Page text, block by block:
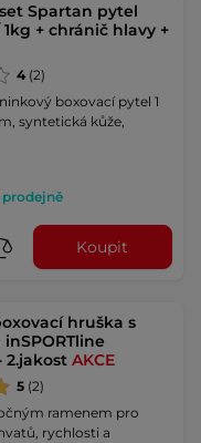
Spartan pytel
1kg + chránič hlavy +
4 (2)
boxovací pytel 1
syntetická kůže,
prodejně
Koupit
hruška s
2.jakostAKCE
5 (2)
ramenem pro
rychlosti a